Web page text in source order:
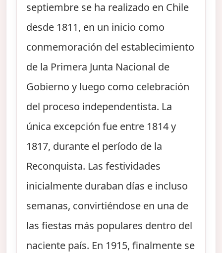
septiembre se ha realizado en Chile
desde 1811, en un inicio como
conmemoración del establecimiento
de la Primera Junta Nacional de
Gobierno y luego como celebración
del proceso independentista. La
única excepción fue entre 1814 y
1817, durante el período de la
Reconquista. Las festividades
inicialmente duraban días e incluso
semanas, convirtiéndose en una de
las fiestas más populares dentro del
naciente país. En 1915, finalmente se